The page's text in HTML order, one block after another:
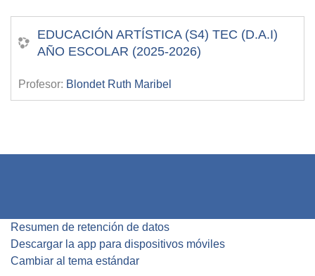
EDUCACIÓN ARTÍSTICA (S4) TEC (D.A.I)
AÑO ESCOLAR (2025-2026)
Profesor: Blondet Ruth Maribel
Resumen de retención de datos
Descargar la app para dispositivos móviles
Cambiar al tema estándar